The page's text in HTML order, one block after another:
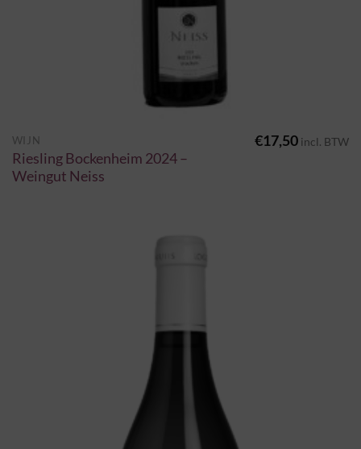
WIJN
Riesling Bockenheim 2024 –
Weingut Neiss
€17,50 incl. BTW